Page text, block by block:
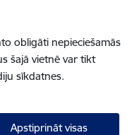
obligāti nepieciešamās
šajā vietnē var tikt
sīkdatnes.
Apstiprināt visas